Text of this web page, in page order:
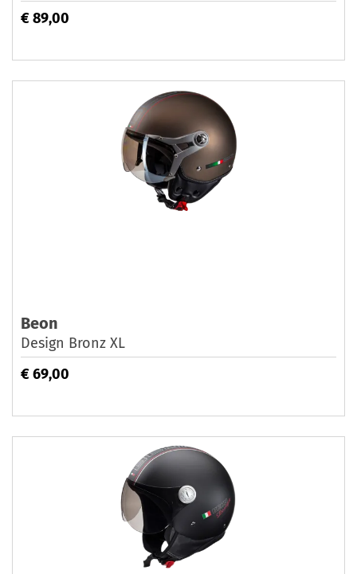
€ 89,00
Beon
Design Bronz XL
€ 69,00